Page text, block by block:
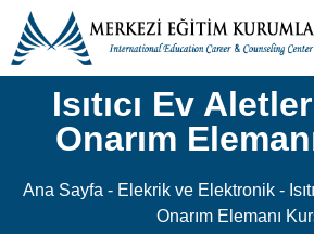
Isıtıcı Ev
Onarım
Ana Sayfa - Elekrik ve Elektronik -
Onarım Elemanı